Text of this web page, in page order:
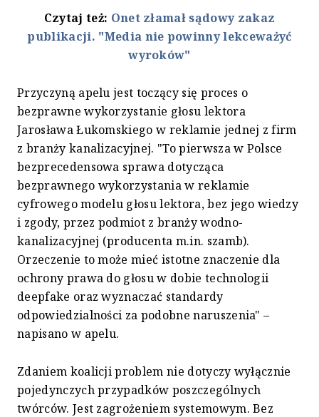
Czytaj też: Onet złamał sądowy zakaz
publikacji. "Media nie powinny lekceważyć
wyroków"
Przyczyną apelu jest toczący się proces o
bezprawne wykorzystanie głosu lektora
Jarosława Łukomskiego w reklamie jednej z firm
z branży kanalizacyjnej. "To pierwsza w Polsce
bezprecedensowa sprawa dotycząca
bezprawnego wykorzystania w reklamie
cyfrowego modelu głosu lektora, bez jego wiedzy
i zgody, przez podmiot z branży wodno-
kanalizacyjnej (producenta m.in. szamb).
Orzeczenie to może mieć istotne znaczenie dla
ochrony prawa do głosu w dobie technologii
deepfake oraz wyznaczać standardy
odpowiedzialności za podobne naruszenia" –
napisano w apelu.
Zdaniem koalicji problem nie dotyczy wyłącznie
pojedynczych przypadków poszczególnych
twórców. Jest zagrożeniem systemowym. Bez